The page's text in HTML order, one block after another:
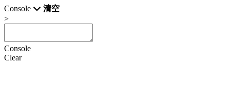
Console
清空
>
Console
Clear